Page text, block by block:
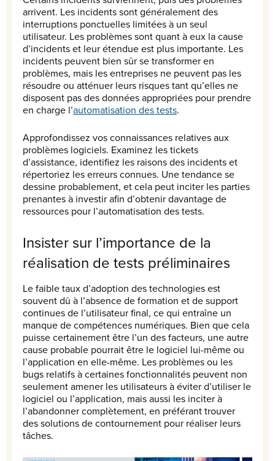
arrivent. Les incidents sont généralement des
interruptions ponctuelles limitées à un seul
utilisateur. Les problèmes sont quant à eux la cause
d’incidents et leur étendue est plus importante. Les
incidents peuvent bien sûr se transformer en
problèmes, mais les entreprises ne peuvent pas les
résoudre ou atténuer leurs risques tant qu’elles ne
disposent pas des données appropriées pour prendre
en charge l’automatisation des tests.
Approfondissez vos connaissances relatives aux
problèmes logiciels. Examinez les tickets
d’assistance, identifiez les raisons des incidents et
répertoriez les erreurs connues. Une tendance se
dessine probablement, et cela peut inciter les parties
prenantes à investir afin d’obtenir davantage de
ressources pour l’automatisation des tests.
Insister sur l’importance de la
réalisation de tests préliminaires
Le faible taux d’adoption des technologies est
souvent dû à l’absence de formation et de support
continues de l’utilisateur final, ce qui entraîne un
manque de compétences numériques. Bien que cela
puisse certainement être l’un des facteurs, une autre
cause probable pourrait être le logiciel lui-même ou
l’application en elle-même. Les problèmes ou les
bugs relatifs à certaines fonctionnalités peuvent non
seulement amener les utilisateurs à éviter d’utiliser le
logiciel ou l’application, mais aussi les inciter à
l’abandonner complètement, en préférant trouver
des solutions de contournement pour réaliser leurs
tâches.